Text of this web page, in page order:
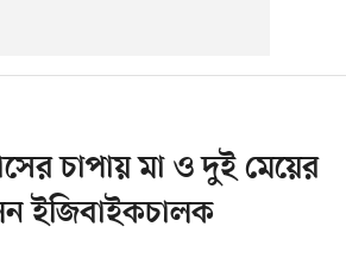
চাপায় মা ও দুই মেয়ের
ইজিবাইকচালক